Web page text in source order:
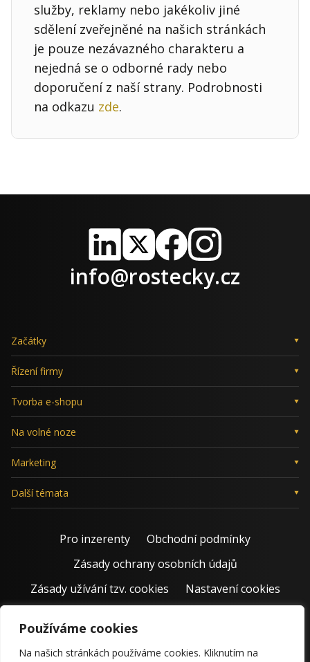
Používáme cookies
Na našich stránkách používáme cookies. Kliknutím na
služby, reklamy nebo jakékoliv jiné
sdělení zveřejněné na našich stránkách
je pouze nezávazného charakteru a
nejedná se o odborné rady nebo
doporučení z naší strany. Podrobnosti
na odkazu zde.
LinkedIn
X FacebookInstagram
info@rostecky.cz
Začátky
Řízení firmy
Tvorba e-shopu
Na volné noze
Marketing
Další témata
Pro inzerenty
Obchodní podmínky
Zásady ochrany osobních údajů
Zásady užívání tzv. cookies
Nastavení cookies